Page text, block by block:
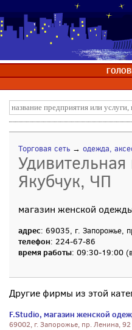
Торговая сеть → одежда,
Якубчук, ЧП
магазин женской
адрес: 69035, г. Запорожье,
телефон: 224-67-86
время работы: 09:30-19:00
Другие фирмы из этой
F.Studio, магазин женской
69002, г. Запорожье, пр. Ленина, 92